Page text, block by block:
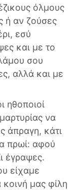
όλμους
ή αν ζούσες
εσύ
και με το
σου
αλλά και με
ηθοποιοί
να
άπραγη, κάτι
πρωί: αφού
έγραψες.
είχαμε
κοινή μας φίλη